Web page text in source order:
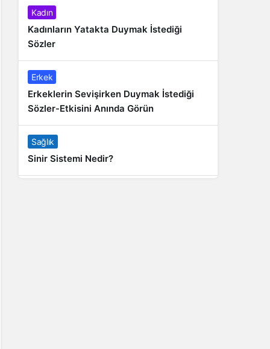
Kadın
Kadınların Yatakta Duymak İstediği
Sözler
Erkek
Erkeklerin Sevişirken Duymak İstediği
Sözler-Etkisini Anında Görün
Sağlık
Sinir Sistemi Nedir?